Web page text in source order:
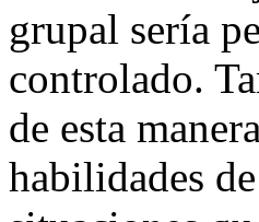
grupal sería
controlado.
de esta
habilidades